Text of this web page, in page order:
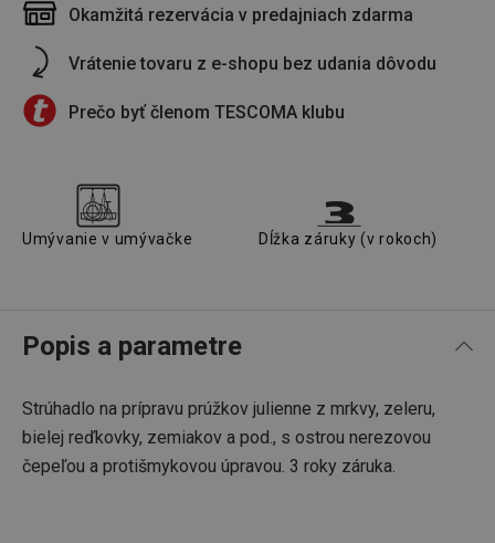
Okamžitá rezervácia v predajniach zdarma
Vrátenie tovaru z e-shopu bez udania dôvodu
Prečo byť členom TESCOMA klubu
Umývanie v umývačke Dĺžka záruky (v rokoch)
Popis a parametre
Strúhadlo na prípravu prúžkov julienne z mrkvy, zeleru,
bielej reďkovky, zemiakov a pod., s ostrou nerezovou
čepeľou a protišmykovou úpravou. 3 roky záruka.